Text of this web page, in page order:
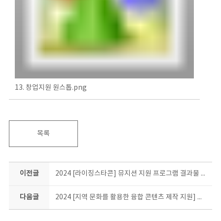
13. 창업지원 원스톱.png
목록
이전글 2024 [라이징스타콘] 뮤지션 지원 프로그램 결과물 소개
다음글 2024 [지역 문화를 활용한 융합 콘텐츠 제작 지원] 결과물 소개